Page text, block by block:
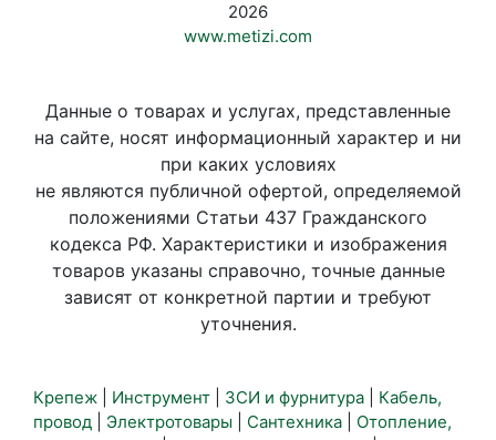
2026
www.metizi.com
Данные о товарах и услугах, представленные
на сайте, носят информационный характер и ни
при каких условиях
не являются публичной офертой, определяемой
положениями Статьи 437 Гражданского
кодекса РФ. Характеристики и изображения
товаров указаны справочно, точные данные
зависят от конкретной партии и требуют
уточнения.
Крепеж Инструмент ЗСИ и фурнитура
Кабель,
провод
Электротовары Сантехника
Отопление,